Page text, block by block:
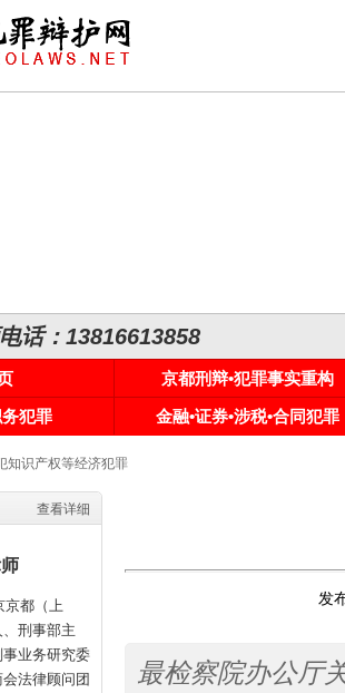
话：13816613858
京都刑辩•犯罪事实重构
务犯罪
金融•证券•涉税•合同犯罪
知识产权等经济犯罪
查看详细
都（上
刑事部主
业务研究委
法律顾问团
发
最检察院办公厅